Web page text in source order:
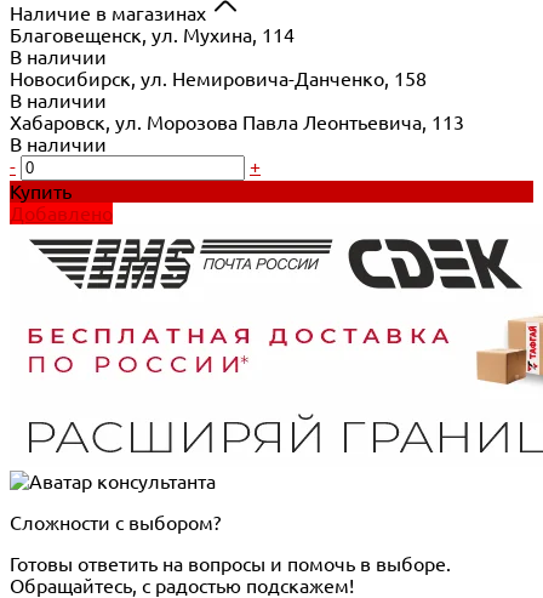
Наличие в магазинах
Благовещенск, ул. Мухина, 114
В наличии
Новосибирск, ул. Немировича-Данченко, 158
В наличии
Хабаровск, ул. Морозова Павла Леонтьевича, 113
В наличии
-
+
Купить
Добавлено
Сложности с выбором?
Готовы ответить на вопросы и помочь в выборе.
Обращайтесь, с радостью подскажем!